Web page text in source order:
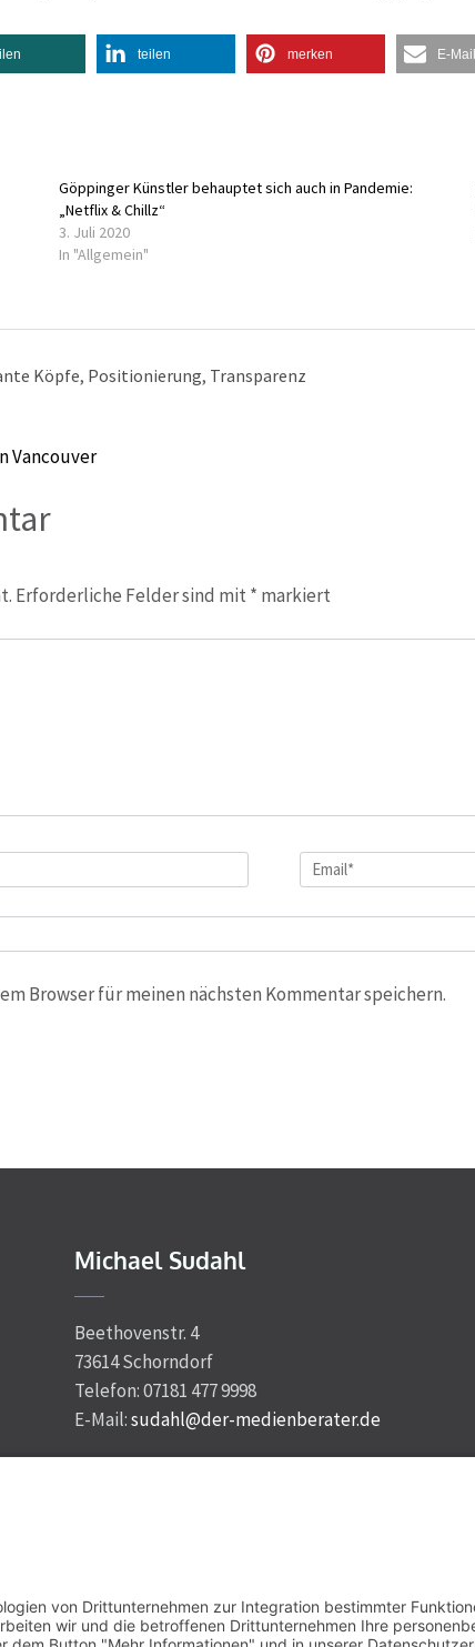
teilen merken E-Mail
Göppinger Künstler behauptet sich auch in Pandemie:
„Netflix & Chillz“
3. Juli 2020
In "Allgemein"
Köpfe, Positionierung, Transparenz
Vancouver
Erforderliche Felder sind mit * markiert
Email*
Browser für meinen nächsten Kommentar speichern.
Michael Sudahl
Beethovenstr. 4
73614 Schorndorf
Telefon: 07181 477 9998
E-Mail:sudahl@der-medienberater.de